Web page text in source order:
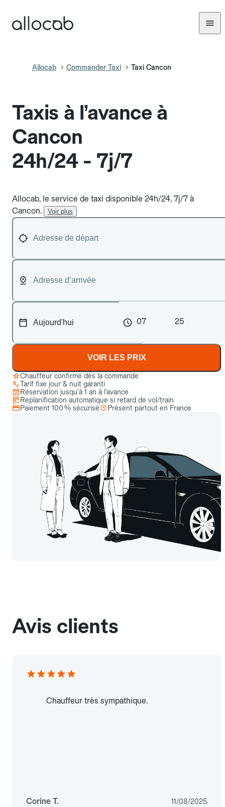
Allocab Commander Taxi Taxi Cancon
Taxis à l’avance à
Cancon
24h/24 - 7j/7
Allocab, le service de taxi disponible 24h/24, 7j/7 à
Cancon.
Voir plus
07 25
VOIR LES PRIX
Chauffeur confirmé dès la commande
Tarif fixe jour & nuit garanti
Réservation jusqu’à 1 an à l’avance
Replanification automatique si retard de vol/train
Paiement 100 % sécurisé
Présent partout en France
Avis clients
Chauffeur très sympathique.
Corine T. 11/08/2025